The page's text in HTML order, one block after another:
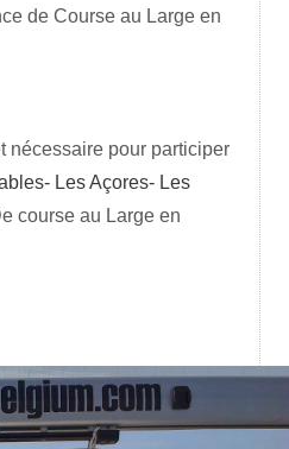
de Course au Large en
nécessaire pour participer
Les Açores- Les
course au Large en